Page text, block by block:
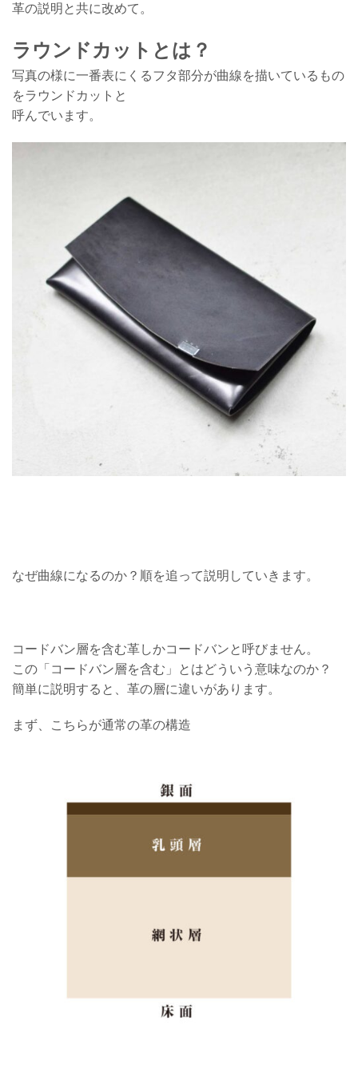
革の説明と共に改めて。
ラウンドカットとは？
写真の様に一番表にくるフタ部分が曲線を描いているもの
をラウンドカットと
呼んでいます。
なぜ曲線になるのか？順を追って説明していきます。
コードバン層を含む革しかコードバンと呼びません。
この「コードバン層を含む」とはどういう意味なのか？
簡単に説明すると、革の層に違いがあります。
まず、こちらが通常の革の構造